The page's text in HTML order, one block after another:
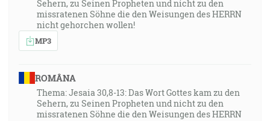
Sehern, zu Seinen Propheten und nicht zu den
missratenen Söhne die den Weisungen des HERRN
nicht gehorchen wollen!
MP3
ROMÂNA
Thema: Jesaia 30,8-13: Das Wort Gottes kam zu den
Sehern, zu Seinen Propheten und nicht zu den
missratenen Söhne die den Weisungen des HERRN